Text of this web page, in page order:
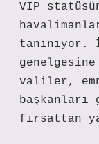
VIP
tanınıyor.
valiler,
başkanları
fırsattan